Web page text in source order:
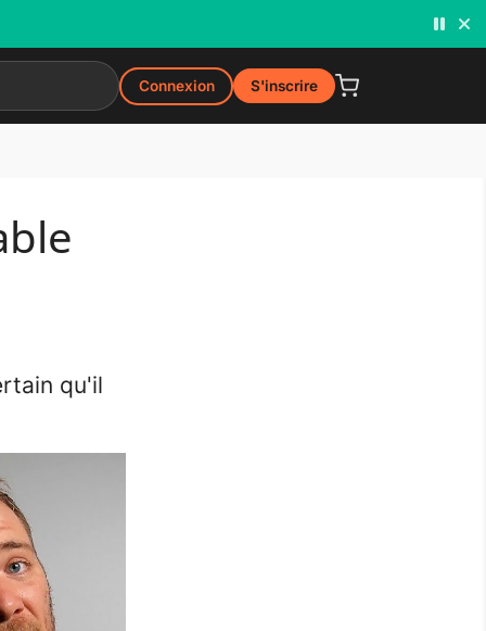
Connexion S'inscrire
qu'il